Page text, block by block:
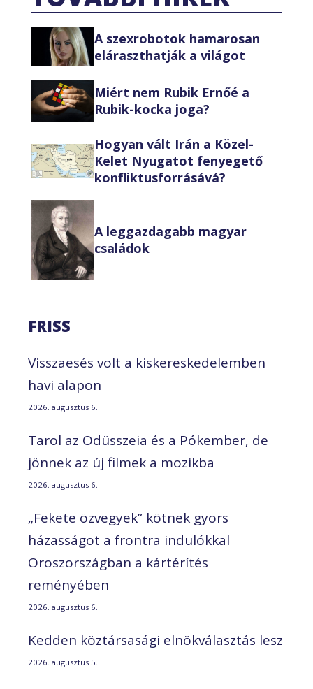
A szexrobotok hamarosan
eláraszthatják a világot
Miért nem Rubik Ernőé a
Rubik-kocka joga?
Hogyan vált Irán a Közel-
Kelet Nyugatot fenyegető
konfliktusforrásává?
A leggazdagabb magyar
családok
FRISS
Visszaesés volt a kiskereskedelemben
havi alapon
2026. augusztus 6.
Tarol az Odüsszeia és a Pókember, de
jönnek az új filmek a mozikba
2026. augusztus 6.
„Fekete özvegyek” kötnek gyors
házasságot a frontra indulókkal
Oroszországban a kártérítés
reményében
2026. augusztus 6.
Kedden köztársasági elnökválasztás lesz
2026. augusztus 5.